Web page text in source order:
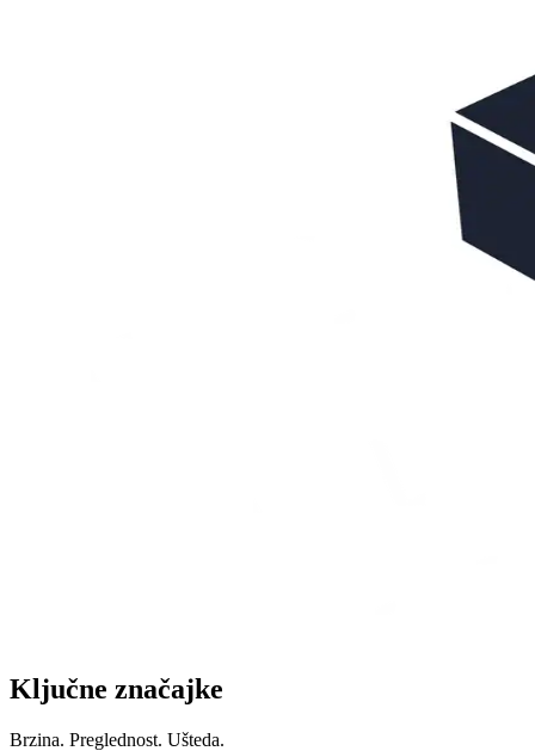
Ključne značajke
Brzina. Preglednost. Ušteda.